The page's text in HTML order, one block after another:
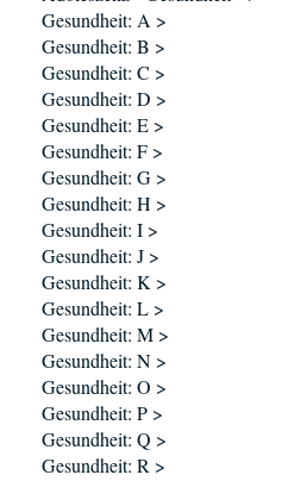
Gesundheit: A >
Gesundheit: B >
Gesundheit: C >
Gesundheit: D >
Gesundheit: E >
Gesundheit: F >
Gesundheit: G >
Gesundheit: H >
Gesundheit: I >
Gesundheit: J >
Gesundheit: K >
Gesundheit: L >
Gesundheit: M >
Gesundheit: N >
Gesundheit: O >
Gesundheit: P >
Gesundheit: Q >
Gesundheit: R >